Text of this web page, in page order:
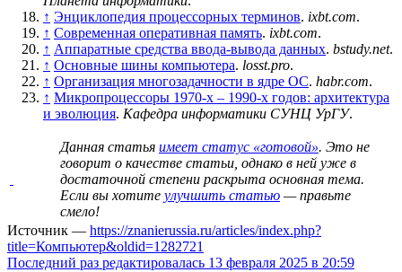
↑ Энциклопедия процессорных терминов. ixbt.com.
↑ Современная оперативная память. ixbt.com.
↑ Аппаратные средства ввода-вывода данных. bstudy.net.
↑ Основные шины компьютера. losst.pro.
↑ Организация многозадачности в ядре ОС. habr.com.
↑ Микропроцессоры 1970-х – 1990-х годов: архитектура
и эволюция. Кафедра информатики СУНЦ УрГУ.
Данная статья имеет статус «готовой». Это не
говорит о качестве статьи , однако в ней уже в
достаточной степени раскрыта основная тема.
Если вы хотите улучшить статью — правьте
смело!
Источник — https://znanierussia.ru/articles/index.php?
title=Компьютер&oldid=1282721
Последний раз редактировалась 13 февраля 2025 в 20:59